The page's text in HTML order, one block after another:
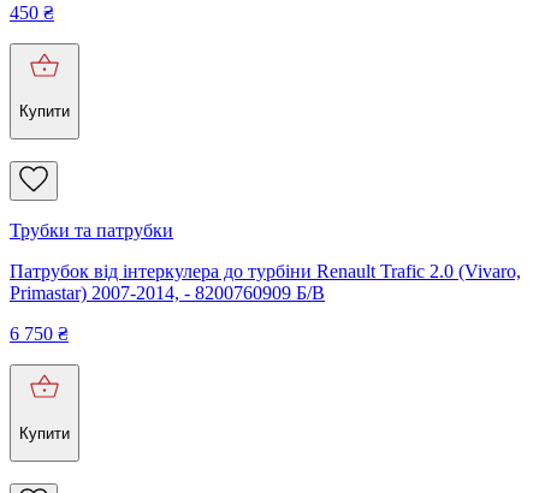
450 ₴
Купити
Трубки та патрубки
Патрубок від інтеркулера до турбіни Renault Trafic 2.0 (Vivaro,
Primastar) 2007-2014, - 8200760909 Б/В
6 750 ₴
Купити